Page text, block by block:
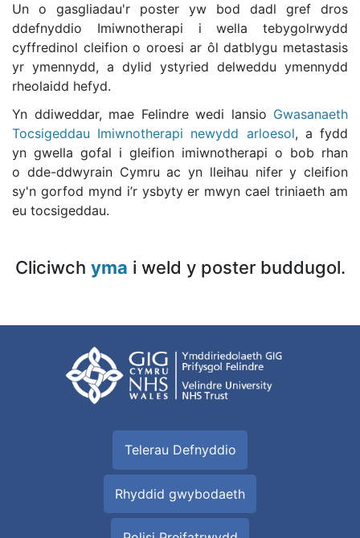
Un o gasgliadau'r poster yw bod dadl gref dros
ddefnyddio Imiwnotherapi i wella tebygolrwydd
cyffredinol cleifion o oroesi ar ôl datblygu metastasis
yr ymennydd, a dylid ystyried delweddu ymennydd
rheolaidd hefyd.
Yn ddiweddar, mae Felindre wedi lansio Gwasanaeth
Tocsigeddau Imiwnotherapi newydd arloesol, a fydd
yn gwella gofal i gleifion imiwnotherapi o bob rhan
o dde-ddwyrain Cymru ac yn lleihau nifer y cleifion
sy'n gorfod mynd i’r ysbyty er mwyn cael triniaeth am
eu tocsigeddau.
Cliciwch yma i weld y poster buddugol.
Telerau Defnyddio
Rhyddid gwybodaeth